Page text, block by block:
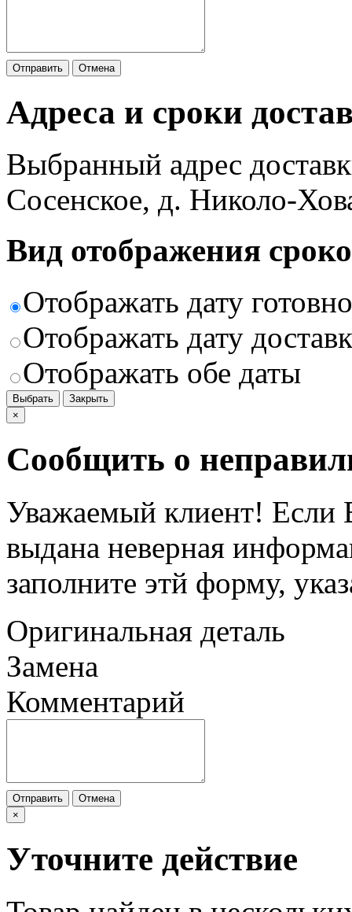
Отправить Отмена
Адреса и сроки
Выбранный адрес
Сосенское, д. Николо-
Вид отображения
Отображать дату
Отображать дату
Отображать обе даты
Выбрать
Закрыть
×
Сообщить о
Уважаемый клиент! Если
выдана неверная
заполните этй форму,
Оригинальная деталь
Замена
Комментарий
Отправить
Отмена
×
Уточните действие